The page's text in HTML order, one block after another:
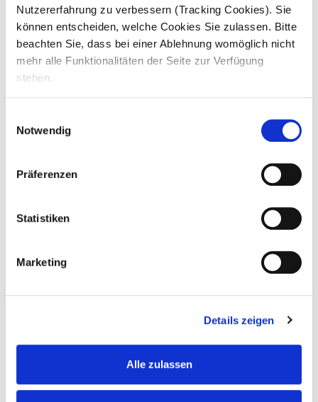
Nutzererfahrung zu verbessern (Tracking Cookies). Sie
können entscheiden, welche Cookies Sie zulassen. Bitte
beachten Sie, dass bei einer Ablehnung womöglich nicht
mehr alle Funktionalitäten der Seite zur Verfügung
stehen.
Notwendig
Präferenzen
Statistiken
Marketing
Details zeigen
Alle zulassen
So arbeitest du. Deine Aufgaben.
Du unterstützt bei grundpflegerischen und
Kontrolle der Einhaltung von
und bringst dich ein
aktive Teilnahme an
, Beratungen
bei derOrganisation und Umsetzung von
& Veranstaltungen
durch deine Teilnahme an